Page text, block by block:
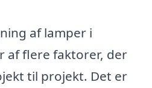
af lamper i
af flere faktorer, der
til projekt. Det er